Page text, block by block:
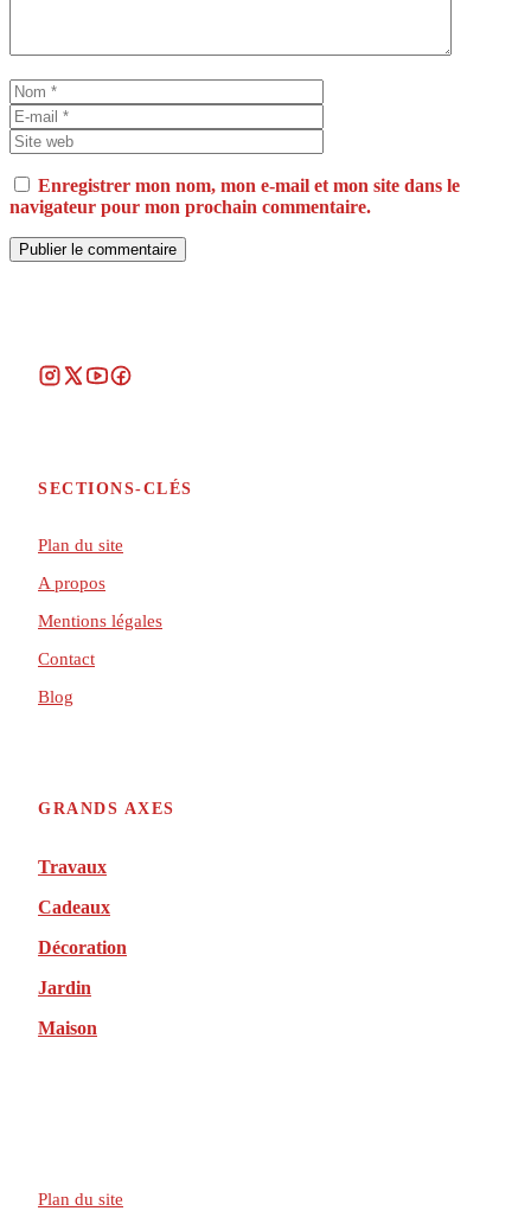
Nom
mail
web
Enregistrer mon nom, mon e-mail et mon site dans le
navigateur pour mon prochain commentaire.
SECTIONS-CLÉS
Plan du site
A propos
Mentions légales
Contact
Blog
GRANDS AXES
Travaux
Cadeaux
Décoration
Jardin
Maison
Plan du site